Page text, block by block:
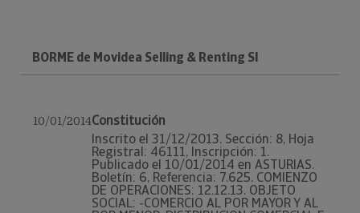
BORME de Movidea Selling & Renting Sl
10/01/2014Constitución
Inscrito el 31/12/2013. Sección: 8, Hoja
Registral: 46111, Inscripción: 1.
Publicado el 10/01/2014 en ASTURIAS.
Boletín: 6, Referencia: 7.625. COMIENZO
DE OPERACIONES: 12.12.13. OBJETO
SOCIAL: -COMERCIO AL POR MAYOR Y AL